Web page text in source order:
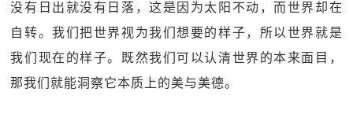
没有日出就没有日落，这是因为太阳不动，而世界却在
自转。我们把世界视为我们想要的样子，所以世界就是
我们现在的样子。既然我们可以认清世界的本来面目，
那我们就能洞察它本质上的美与美德。